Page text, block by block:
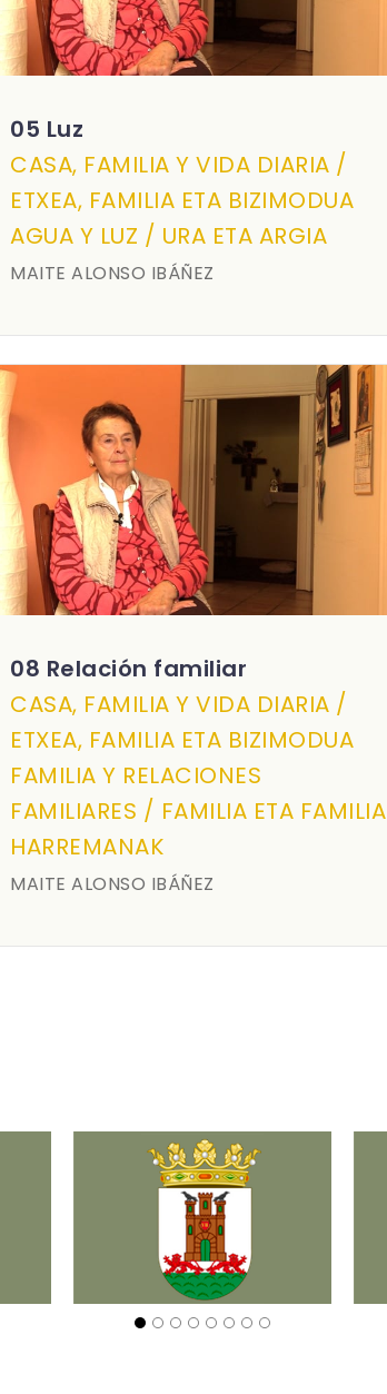
05 Luz
CASA, FAMILIA Y VIDA DIARIA /
ETXEA, FAMILIA ETA BIZIMODUA
AGUA Y LUZ / URA ETA ARGIA
MAITE ALONSO IBÁÑEZ
08 Relación familiar
CASA, FAMILIA Y VIDA DIARIA /
ETXEA, FAMILIA ETA BIZIMODUA
FAMILIA Y RELACIONES
FAMILIARES / FAMILIA ETA FAMILIA
HARREMANAK
MAITE ALONSO IBÁÑEZ